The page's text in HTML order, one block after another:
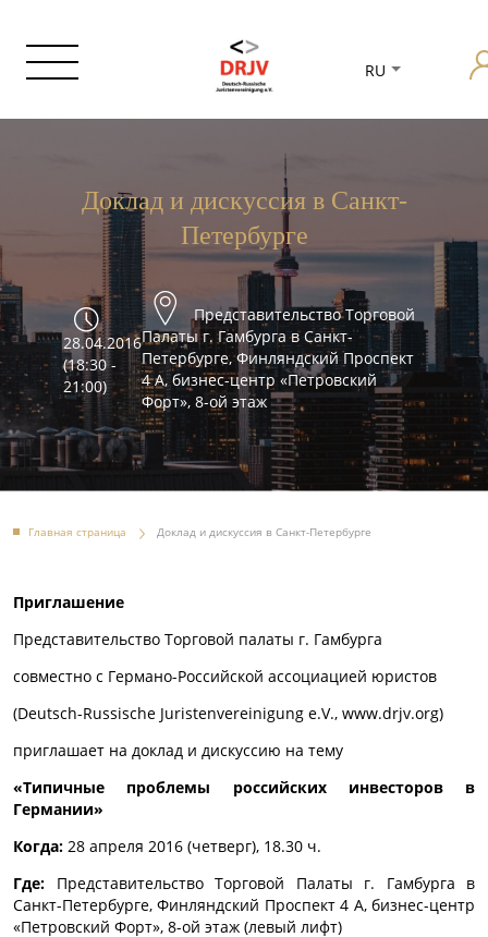
RU
Доклад и дискуссия в Санкт-
Петербурге
28.04.2016
(18:30 -
21:00)
Представительство Торговой
Палаты г. Гамбурга в Санкт-
Петербурге, Финляндский Проспект
4 А, бизнес-центр «Петровский
Форт», 8-ой этаж
Главная страница Доклад и дискуссия в Санкт-Петербурге
Приглашение
Представительство Торговой палаты г. Гамбурга
совместно с Германо-Российской ассоциацией юристов
(Deutsch-Russische Juristenvereinigung e.V., www.drjv.org)
приглашает на доклад и дискуссию на тему
«Типичные проблемы российских инвесторов в
Германии»
Когда: 28 апреля 2016 (четверг), 18.30 ч.
Где: Представительство Торговой Палаты г. Гамбурга в
Санкт-Петербурге, Финляндский Проспект 4 А, бизнес-центр
«Петровский Форт», 8-ой этаж (левый лифт)